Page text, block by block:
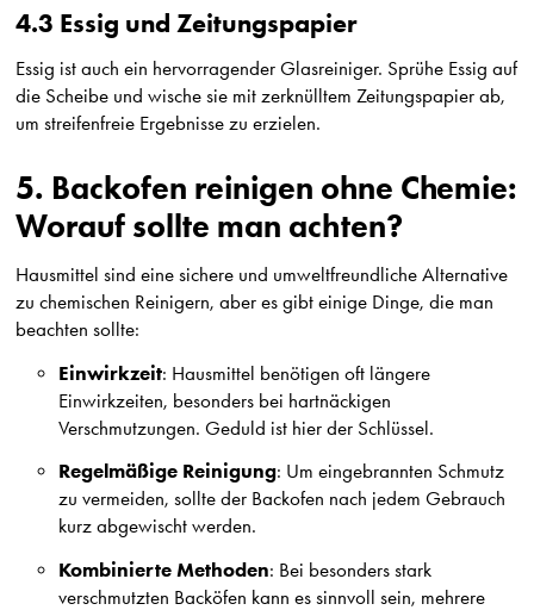
4.3 Essig und Zeitungspapier
Essig ist auch ein hervorragender Glasreiniger. Sprühe Essig auf
die Scheibe und wische sie mit zerknülltem Zeitungspapier ab,
um streifenfreie Ergebnisse zu erzielen.
5. Backofen reinigen ohne Chemie:
Worauf sollte man achten?
Hausmittel sind eine sichere und umweltfreundliche Alternative
zu chemischen Reinigern, aber es gibt einige Dinge, die man
beachten sollte:
Einwirkzeit: Hausmittel benötigen oft längere
Einwirkzeiten, besonders bei hartnäckigen
Verschmutzungen. Geduld ist hier der Schlüssel.
Regelmäßige Reinigung: Um eingebrannten Schmutz
zu vermeiden, sollte der Backofen nach jedem Gebrauch
kurz abgewischt werden.
Kombinierte Methoden: Bei besonders stark
verschmutzten Backöfen kann es sinnvoll sein, mehrere